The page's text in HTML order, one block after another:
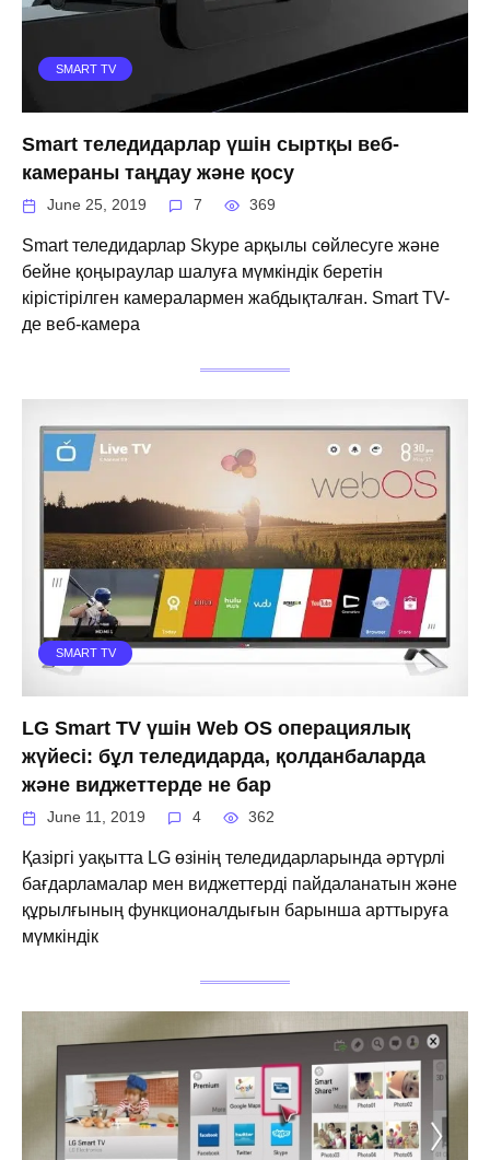
SMART TV
Smart теледидарлар үшін сыртқы веб-
камераны таңдау және қосу
June 25, 2019 7 369
Smart теледидарлар Skype арқылы сөйлесуге және
бейне қоңыраулар шалуға мүмкіндік беретін
кірістірілген камералармен жабдықталған. Smart TV-
де веб-камера
SMART TV
LG Smart TV үшін Web OS операциялық
жүйесі: бұл теледидарда, қолданбаларда
және виджеттерде не бар
June 11, 2019 4 362
Қазіргі уақытта LG өзінің теледидарларында әртүрлі
бағдарламалар мен виджеттерді пайдаланатын және
құрылғының функционалдығын барынша арттыруға
мүмкіндік